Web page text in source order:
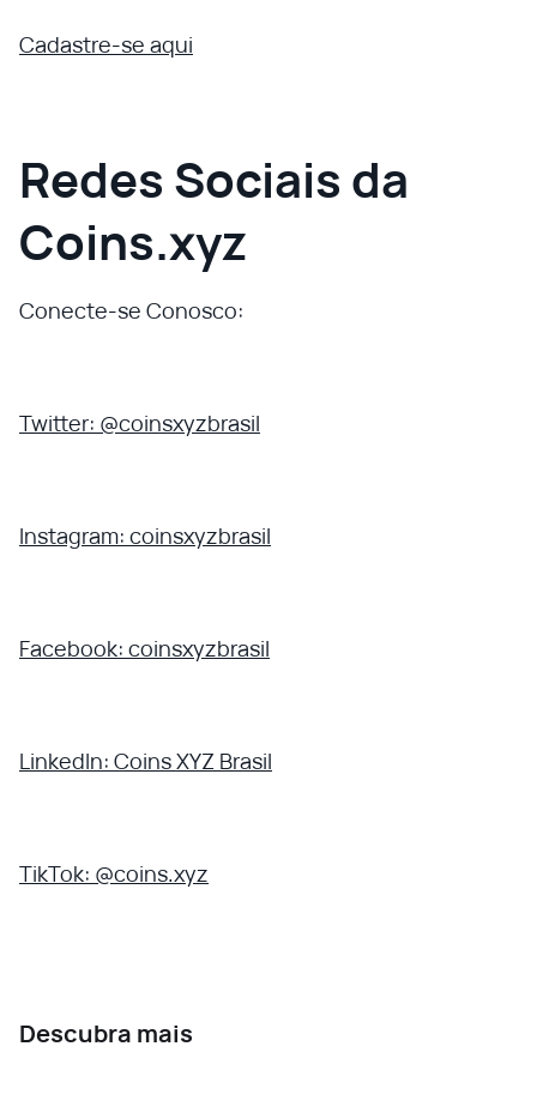
Cadastre-se aqui
Redes Sociais da
Coins.xyz
Conecte-se Conosco:
Twitter: @coinsxyzbrasil
Instagram: coinsxyzbrasil
Facebook: coinsxyzbrasil
LinkedIn: Coins XYZ Brasil
TikTok: @coins.xyz
Descubra mais